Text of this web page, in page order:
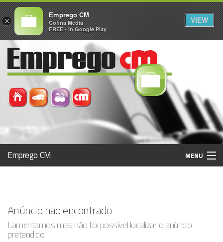
Emprego CM MENU
Registo / Login
Anunciar Agora
Anúncio não encontrado
Lamentamos mas não foi possível localizar o anúncio
pretendido
×
Emprego CM
Cofina Media
FREE - In Google Play
VIEW